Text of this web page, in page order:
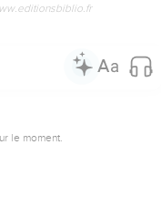
le moment.